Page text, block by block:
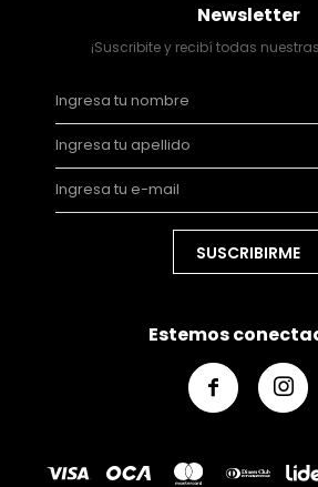
Newsletter
¡Suscribite y recibí todas
SUSCRIBIRME
Estemos
 